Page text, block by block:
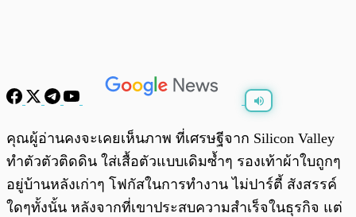
คุณผู้อ่านคงจะเคยเห็นภาพ ที่เศรษฐีจาก Silicon Valley
ทำตัวตัวติดดิน ใส่เสื้อตัวแบบเดิมซ้ำๆ รองเท้าผ้าใบถูกๆ
อยู่บ้านหลังเก่าๆ โฟกัสในการทำงาน ไม่ปาร์ตี้ สังสรรค์
ใดๆทั้งนั้น หลังจากที่เขาประสบความสำเร็จในธุรกิจ แต่